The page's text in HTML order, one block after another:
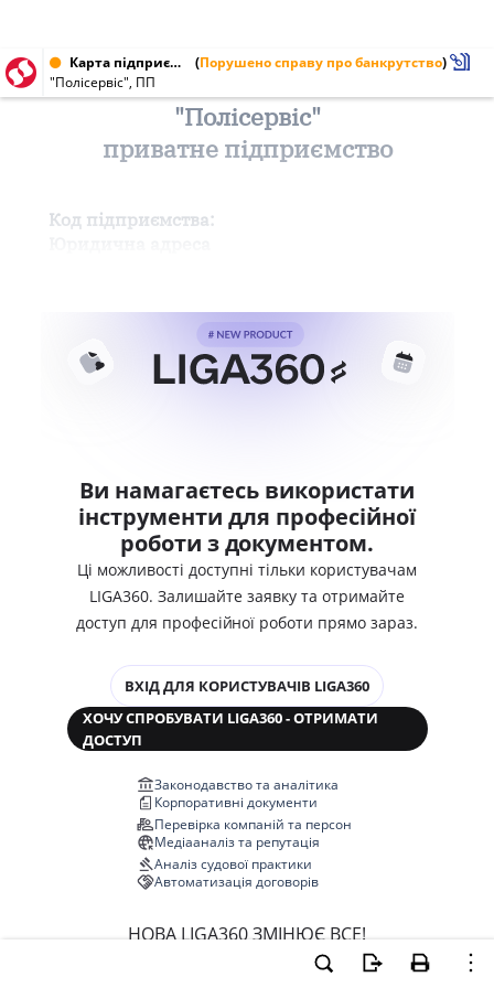
Карта підприємства від 03.02.1999 (Порушено справу про банкрутство)
"Полісервіс", ПП
"Полісервіс"
приватне підприємство
Код підприємства:
Ви намагаєтесь використати
інструменти для професійної
роботи з документом.
Ці можливості доступні тільки користувачам
LIGA360. Залишайте заявку та отримайте
доступ для професійної роботи прямо зараз.
ВХІД ДЛЯ КОРИСТУВАЧІВ LIGA360
ХОЧУ СПРОБУВАТИ LIGA360 - ОТРИМАТИ
ДОСТУП
Законодавство та аналітика
Корпоративні документи
Перевірка компаній та персон
Медіааналіз та репутація
Аналіз судової практики
Автоматизація договорів
НОВА LIGA360 ЗМІНЮЄ ВСЕ!